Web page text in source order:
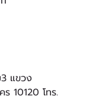
แขวง
10120 โทร.